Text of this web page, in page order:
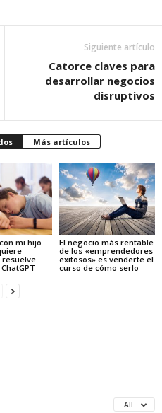
Siguiente artículo
Catorce claves para
desarrollar negocios
disruptivos
Más artículos
mi hijo
resuelve
El negocio más rentable
de los «emprendedores
exitosos» es venderte el
curso de cómo serlo
All